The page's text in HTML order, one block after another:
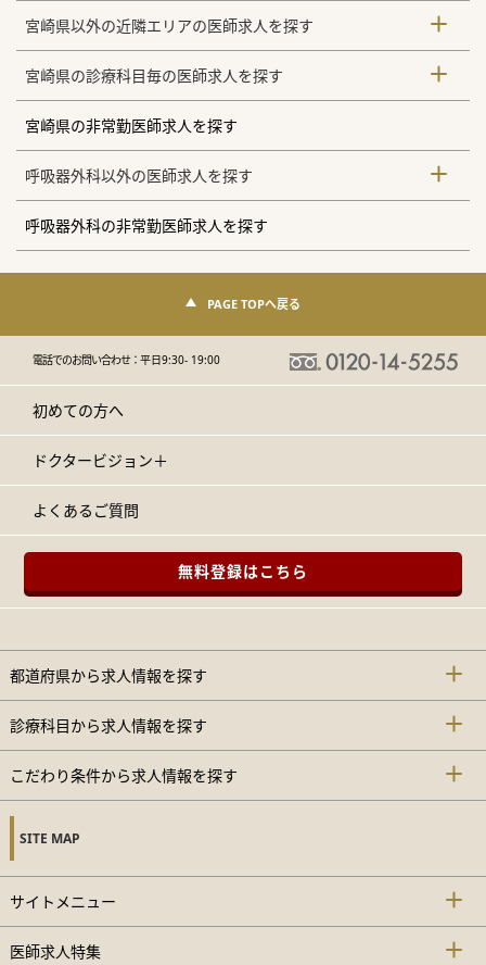
宮崎県以外の近隣エリアの医師求人を探す
宮崎県の診療科目毎の医師求人を探す
宮崎県の非常勤医師求人を探す
呼吸器外科以外の医師求人を探す
呼吸器外科の非常勤医師求人を探す
PAGE TOPへ戻る
電話でのお問い合わせ：平日9:30- 19:00
初めての方へ
ドクタービジョン＋
よくあるご質問
無料登録はこちら
都道府県から求人情報を探す
診療科目から求人情報を探す
こだわり条件から求人情報を探す
SITE MAP
サイトメニュー
医師求人特集